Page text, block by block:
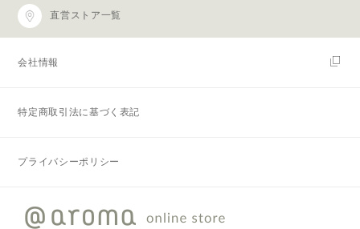
直営ストア一覧
会社情報
特定商取引法に基づく表記
プライバシーポリシー